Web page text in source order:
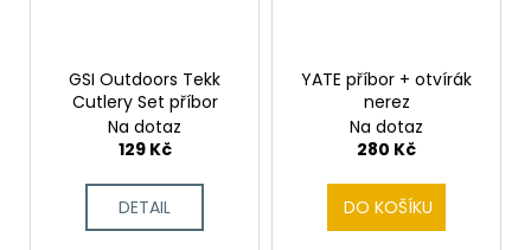
GSI Outdoors Tekk
Cutlery Set příbor
Na dotaz
129 Kč
DETAIL
YATE příbor + otvírák
nerez
Na dotaz
280 Kč
DO KOŠÍKU